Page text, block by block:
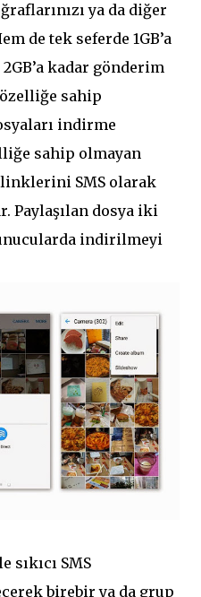
ya da diğer
de tek seferde 1GB’a
kadar gönderim
özelliğe sahip
indirme
sahip olmayan
SMS olarak
Paylaşılan dosya iki
indirilmeyi
sıkıcı SMS
birebir ya da grup